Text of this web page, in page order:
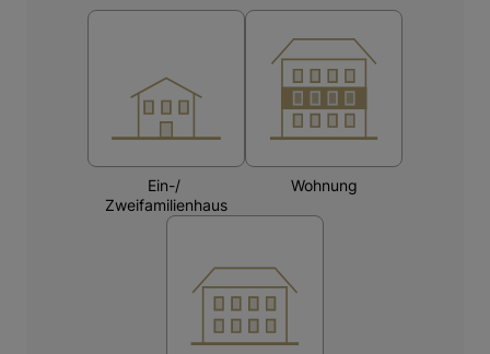
Badezimmer (Bad II) überzeugt durch höchsten
Komfort mit einer freistehenden Badewanne, einer
großzügigen Walk-in Regendusche, edler
Sanitärkeramik von Villeroy & Boch, einer
Handtuchheizung sowie einer Waschmaschine
und einem Trockner von Miele. Das obere Geschoß
ist mit einem 2. Zugang zum Treppenhaus
ausgestattet.
ein Kellerabteil runden diese außergewöhnliche